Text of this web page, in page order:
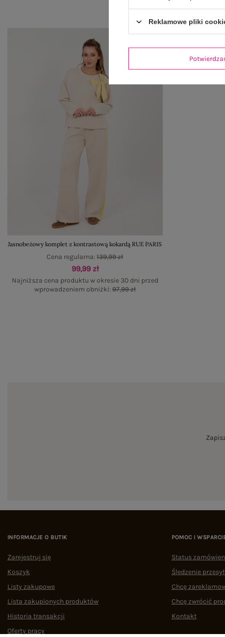
Jasnobeżowy komplet z kontrastową kokardą RUE PARIS
99,99 zł
Najniższa cena produktu w okresie 30 dni przed
wprowadzeniem obniżki:97,99 zł
Cena regularna:139,99 zł
INFORMACJE O BUTIK
Zarejestruj się
Koszyk
Listy zakupowe
Lista zakupionych produktów
Historia transakcji
Oferty pracy
POMOC I
Status
Śledzenie
Chcę
Chcę zwrócić
Kontakt
Reklamowe pliki